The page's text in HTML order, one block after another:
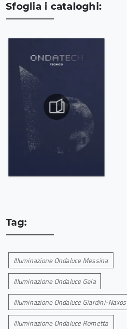
Sfoglia i cataloghi:
Tag:
Illuminazione Ondaluce Messina
Illuminazione Ondaluce Gela
Illuminazione Ondaluce Giardini-Naxos
Illuminazione Ondaluce Rometta